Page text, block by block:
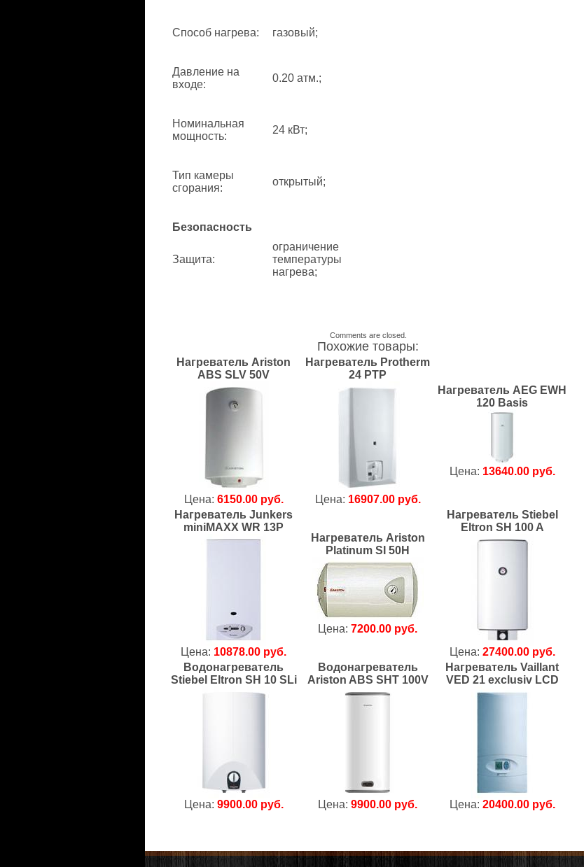
Способ нагрева: газовый;
Давление на
входе:
0.20 атм.;
Номинальная
мощность:
24 кВт;
Тип камеры
сгорания:
открытый;
Безопасность
Защита:
ограничение
температуры
нагрева;
Comments are closed.
Похожие товары:
Нагреватель Ariston
ABS SLV 50V
Цена: 6150.00 руб.
Нагреватель Protherm
24 PTP
Цена: 16907.00 руб.
Нагреватель AEG EWH
120 Basis
Цена: 13640.00 руб.
Нагреватель Junkers
miniMAXX WR 13P
Цена: 10878.00 руб.
Нагреватель Ariston
Platinum SI 50H
Цена: 7200.00 руб.
Нагреватель Stiebel
Eltron SH 100 A
Цена: 27400.00 руб.
Водонагреватель
Stiebel Eltron SH 10 SLi
Цена: 9900.00 руб.
Водонагреватель
Ariston ABS SHT 100V
Цена: 9900.00 руб.
Нагреватель Vaillant
VED 21 exclusiv LCD
Цена: 20400.00 руб.